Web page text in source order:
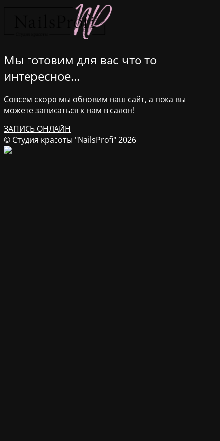
Мы готовим для вас что то
интересное...
Совсем скоро мы обновим наш сайт, а пока вы
можете записаться к нам в салон!
ЗАПИСЬ ОНЛАЙН
© Студия красоты "NailsProfi" 2026